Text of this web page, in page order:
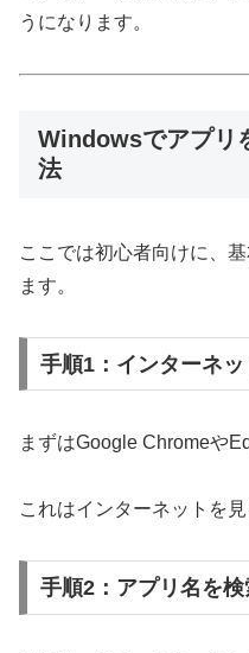
うになります。
Windowsでアプリ
法
ここでは初心者向けに、
ます。
手順1：インターネッ
まずはGoogle Chromeや
これはインターネットを
手順2：アプリ名を検